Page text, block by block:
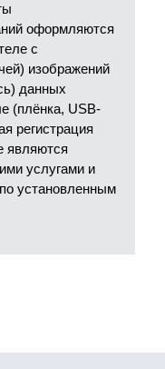
оформляются
с
изображений
данных
(плёнка, USB-
регистрация
являются
услугами и
установленным